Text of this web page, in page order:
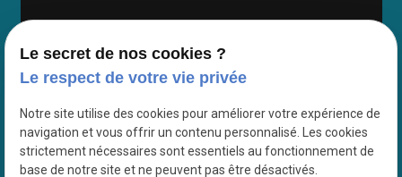
Le secret de nos cookies ?
Le respect de votre vie privée
Notre site utilise des cookies pour améliorer votre expérience de
navigation et vous offrir un contenu personnalisé. Les cookies
strictement nécessaires sont essentiels au fonctionnement de
base de notre site et ne peuvent pas être désactivés.